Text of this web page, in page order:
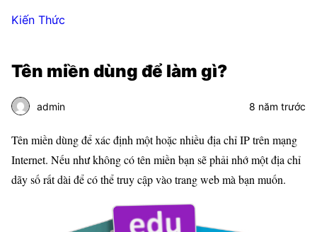
Kiến Thức
Tên miền dùng để làm gì?
admin 8 năm trước
Tên miền dùng để xác định một hoặc nhiều địa chỉ IP trên mạng
Internet. Nếu như không có tên miền bạn sẽ phải nhớ một địa chỉ
dãy số rất dài để có thể truy cập vào trang web mà bạn muốn.